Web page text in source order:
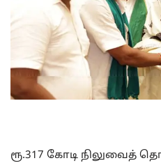
ரூ.317 கோடி நிலுவைத்